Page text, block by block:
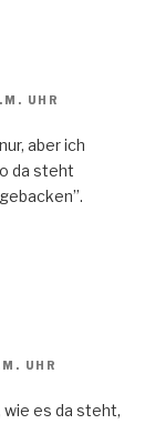
UHR
aber ich
da steht
UHR
es da steht,